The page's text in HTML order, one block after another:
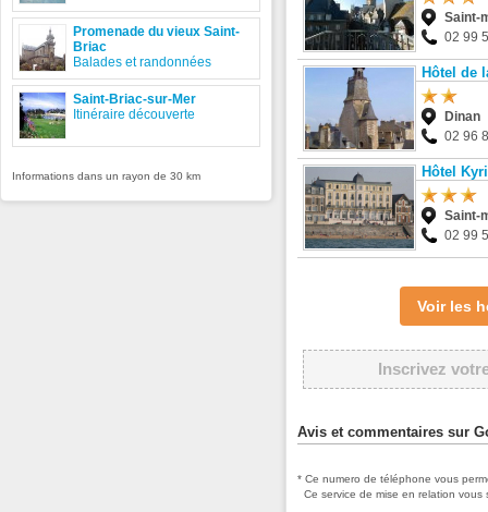
Saint-
02 99
Hôtel de
Dinan
02 96
Hôtel
Saint-
02 99
Voir les
Inscrivez
Avis et commentaires sur
* Ce numero de téléphone vous
Ce service de mise en relation
Promenade du vieux Saint-
Briac
Balades et randonnées
Saint-Briac-sur-Mer
Itinéraire découverte
Informations dans un rayon de 30 km